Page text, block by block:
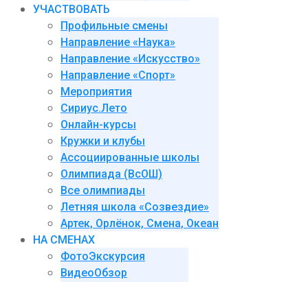
УЧАСТВОВАТЬ
Профильные смены
Направление «Наука»
Направление «Искусство»
Направление «Спорт»
Мероприятия
Сириус.Лето
Онлайн-курсы
Кружки и клубы
Ассоциированные школы
Олимпиада (ВсОШ)
Все олимпиады
Летняя школа «Созвездие»
Артек, Орлёнок, Смена, Океан
НА СМЕНАХ
ФотоЭкскурсия
ВидеоОбзор